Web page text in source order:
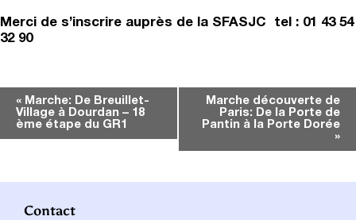
Merci de s’inscrire auprès de la SFASJC tel : 01 43 54
32 90
Navigation
Évènement
« Marche: De Breuillet-
Village à Dourdan – 18
ème étape du GR1
Marche découverte de
Paris: De la Porte de
Pantin à la Porte Dorée
»
Contact